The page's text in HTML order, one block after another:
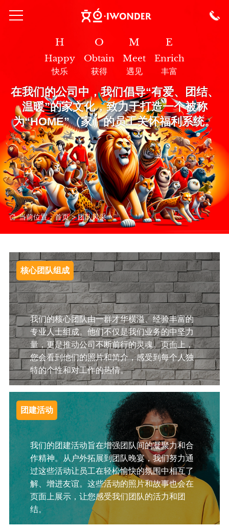
H
Happy
快乐
O
Obtain
获得
M
Meet
遇见
E
Enrich
丰富
在我们的公司中，我们倡导“有爱、团结、
温暖”的家⽂化，致⼒于打造⼀个被称
为“HOME”（家）的员⼯关怀福利系统。
当前位置：首页 > 团队风采
核心团队组成
我们的核心团队由一群才华横溢、经验丰富的
专业人士组成。他们不仅是我们业务的中坚力
量，更是推动公司不断前行的灵魂。页面上，
您会看到他们的照片和简介，感受到每个人独
特的个性和对工作的热情。
团建活动
我们的团建活动旨在增强团队间的凝聚力和合
作精神。从户外拓展到团队晚宴，我们努力通
过这些活动让员工在轻松愉快的氛围中相互了
解、增进友谊。这些活动的照片和故事也会在
页面上展示，让您感受我们团队的活力和团
结。